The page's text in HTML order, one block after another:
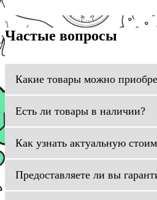
Частые вопросы
Какие товары можно
Есть ли товары в наличии?
Как узнать актуальную
Предоставляете ли вы